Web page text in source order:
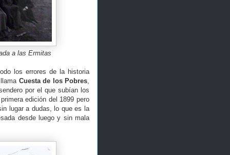
a las Ermitas
los errores de la historia
Cuesta de los Pobres,
por el que subían los
edición del 1899 pero
lugar a dudas, lo que es la
desde luego y sin mala